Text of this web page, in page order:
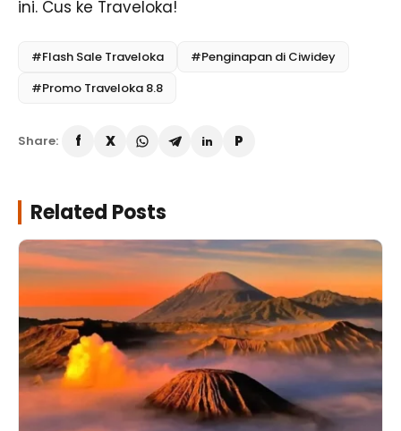
ini. Cus ke Traveloka!
#Flash Sale Traveloka
#Penginapan di Ciwidey
#Promo Traveloka 8.8
Share:
Related Posts